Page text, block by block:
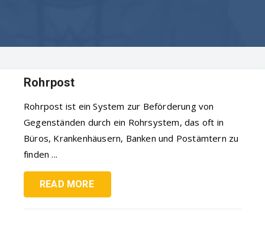
Rohrpost
Rohrpost ist ein System zur Beförderung von
Gegenständen durch ein Rohrsystem, das oft in
Büros, Krankenhäusern, Banken und Postämtern zu
finden ...
READ MORE